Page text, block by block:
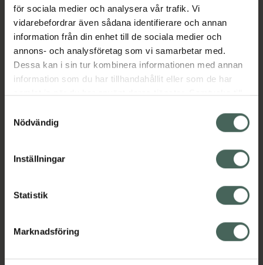
för sociala medier och analysera vår trafik. Vi
vidarebefordrar även sådana identifierare och annan
information från din enhet till de sociala medier och
annons- och analysföretag som vi samarbetar med.
Dessa kan i sin tur kombinera informationen med annan
information som du har tillhandahållit eller som de har
samlat in när du har använt deras tjänster. Samtycke till
återkalla ditt samtycke via webbplatsens
cookieinställningar. Ett återkallat samtycke påverkar inte
lagligheten av behandling som skett innan återkallelsen.
Nödvändig
Inställningar
Statistik
Marknadsföring
Beskrivning Dölj
Läs alltid bipacksedeln innan
användning.
EAN:09004114463745
syd till Lappland i norr, och online i mobilen och på
hjälpa just dig att må lite bättre. Välkommen att prata